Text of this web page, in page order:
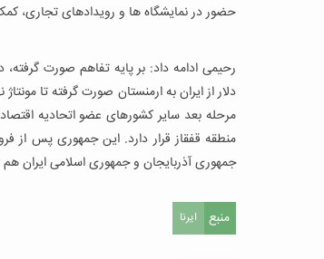
حضور در نمایشگاه ها و رویدادهای تجاری،
رحیمی ادامه داد: بر پایه تفاهم صورت
دلار از ایران به ارمنستان صورت گرفته تا
جمهوری آذربایجان و جمهوری اسلامی ایران
منبع ایرنا